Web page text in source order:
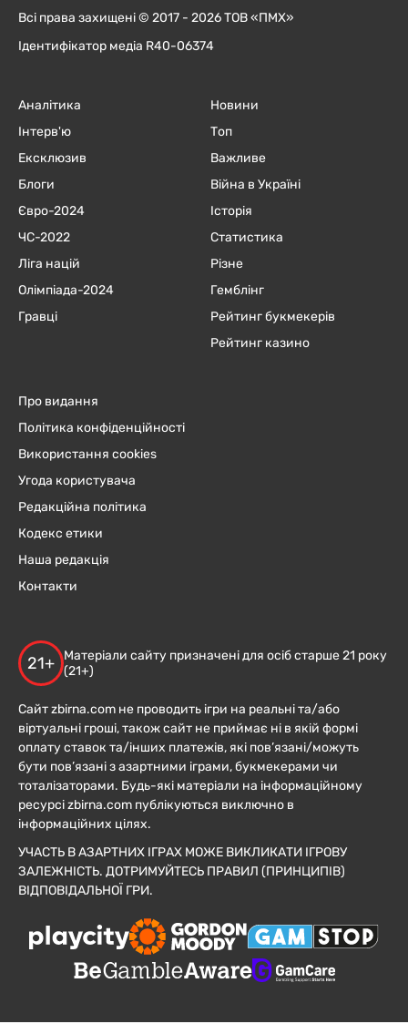
Всі права захищені © 2017 - 2026 ТОВ «ПМХ»
Ідентифікатор медіа R40-06374
Аналітика
Інтерв'ю
Ексклюзив
Блоги
Євро-2024
ЧC-2022
Ліга націй
Олімпіада-2024
Гравці
Новини
Топ
Важливе
Війна в Україні
Історія
Статистика
Різне
Гемблінг
Рейтинг букмекерів
Рейтинг казино
Про видання
Політика конфіденційності
Використання cookies
Угода користувача
Редакційна політика
Кодекс етики
Наша редакція
Контакти
21+
Матеріали сайту призначені для осіб старше 21 року
(21+)
Сайт zbirna.com не проводить ігри на реальні та/або
віртуальні гроші, також сайт не приймає ні в якій формі
оплату ставок та/інших платежів, які пов’язані/можуть
бути пов’язані з азартними іграми, букмекерами чи
тоталізаторами. Будь-які матеріали на інформаційному
ресурсі zbirna.com публікуються виключно в
інформаційних цілях.
УЧАСТЬ В АЗАРТНИХ ІГРАХ МОЖЕ ВИКЛИКАТИ ІГРОВУ
ЗАЛЕЖНІСТЬ. ДОТРИМУЙТЕСЬ ПРАВИЛ (ПРИНЦИПІВ)
ВІДПОВІДАЛЬНОЇ ГРИ.